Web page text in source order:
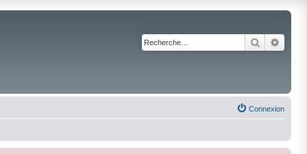
Rechercher
Connexion